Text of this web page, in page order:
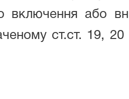
включення або
ст.ст. 19,